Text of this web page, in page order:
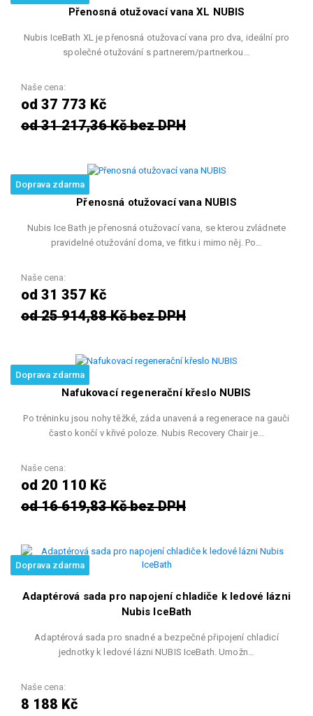
Přenosná otužovací vana XL NUBIS
Nubis IceBath XL je přenosná otužovací vana pro dva, ideální pro
společné otužování s partnerem/partnerkou…
Naše cena:
od 37 773 Kč
od 31 217,36 Kč bez DPH
Doprava zdarma
Přenosná otužovací vana NUBIS
Nubis Ice Bath je přenosná otužovací vana, se kterou zvládnete
pravidelné otužování doma, ve fitku i mimo něj. Po…
Naše cena:
od 31 357 Kč
od 25 914,88 Kč bez DPH
Doprava zdarma
Nafukovací regenerační křeslo NUBIS
Po tréninku jsou nohy těžké, záda unavená a regenerace na gauči
často končí v křivé poloze. Nubis Recovery Chair je…
Naše cena:
od 20 110 Kč
od 16 619,83 Kč bez DPH
Doprava zdarma
Adaptérová sada pro napojení chladiče k ledové lázni
Nubis IceBath
Adaptérová sada pro snadné a bezpečné připojení chladicí
jednotky k ledové lázni NUBIS IceBath. Umožn…
Naše cena:
8 188 Kč